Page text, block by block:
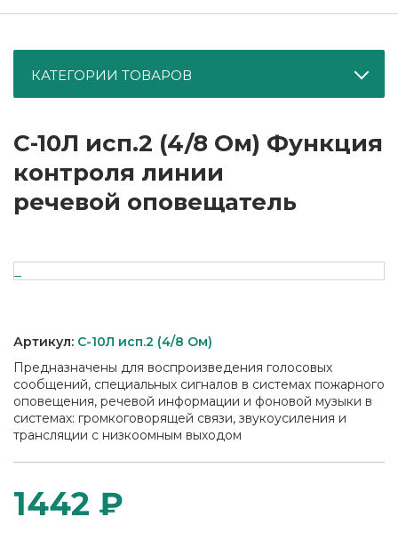
КАТЕГОРИИ ТОВАРОВ
С-10Л исп.2 (4/8 Ом) Функция
контроля линии
речевой оповещатель
Артикул: С-10Л исп.2 (4/8 Ом)
Предназначены для воспроизведения голосовых
сообщений, специальных сигналов в системах пожарного
оповещения, речевой информации и фоновой музыки в
системах: громкоговорящей связи, звукоусиления и
трансляции с низкоомным выходом
1442 ₽